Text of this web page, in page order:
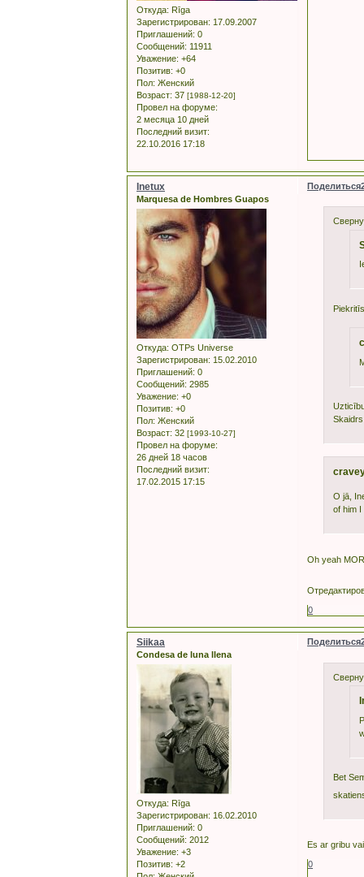
Откуда: Rīga
Зарегистрирован: 17.09.2007
Приглашений: 0
Сообщений: 11911
Уважение: +64
Позитив: +0
Пол: Женский
Возраст: 37 [1988-12-20]
Провел на форуме:
2 месяца 10 дней
Последний визит:
22.10.2016 17:18
Поделиться
Inetux
Marquesa de Hombres Guapos
Откуда: OTPs Universe
Зарегистрирован: 15.02.2010
Приглашений: 0
Сообщений: 2985
Уважение: +0
Позитив: +0
Пол: Женский
Возраст: 32 [1993-10-27]
Провел на форуме:
26 дней 18 часов
Последний визит:
17.02.2015 17:15
O jā,
of him
Oh yeah
0
Поделиться
Siikaa
Condesa de luna llena
Откуда: Rīga
Зарегистрирован: 16.02.2010
Приглашений: 0
Сообщений: 2012
Уважение: +3
Позитив: +2
Bet
Es ar gribu
0